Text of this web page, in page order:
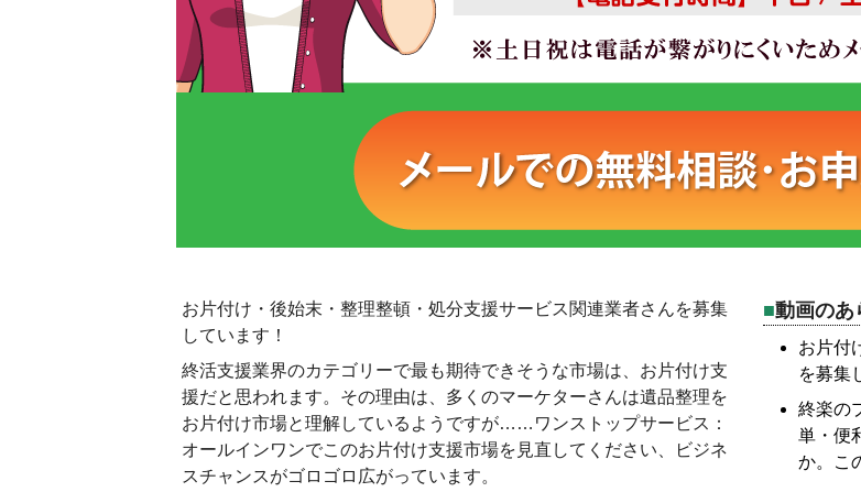
お片付け・後始末・整理整頓・処分支援サービス関連業者さんを募集
しています！
終活支援業界のカテゴリーで最も期待できそうな市場は、お片付け支
援だと思われます。その理由は、多くのマーケターさんは遺品整理を
お片付け市場と理解しているようですが……ワンストップサービス：
オールインワンでこのお片付け支援市場を見直してください、ビジネ
スチャンスがゴロゴロ広がっています。
動画のあ
お片付
を募集
終楽の
単・便
か。こ